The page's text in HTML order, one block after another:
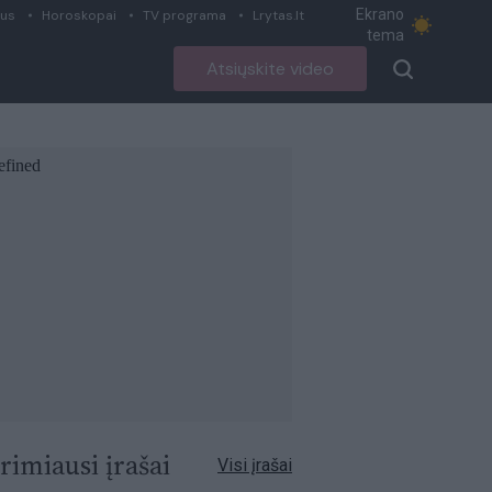
Horoskopai TV programa Lrytas.lt
Ekrano
tema
Atsiųskite video
įrašai Visi įrašai